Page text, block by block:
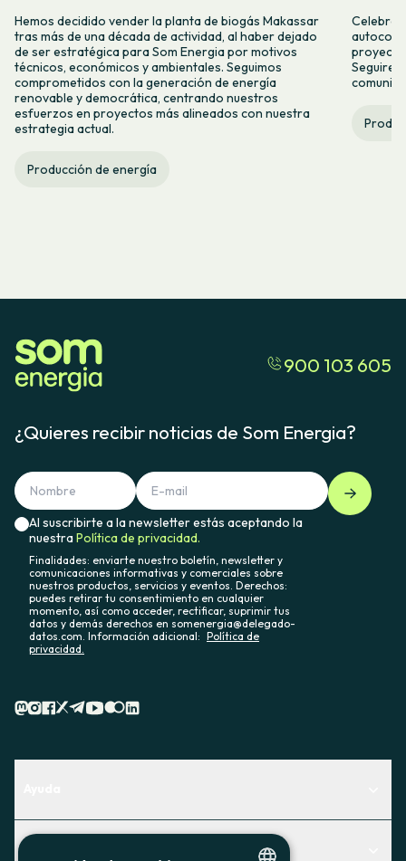
Hemos decidido vender la planta de biogás Makassar
tras más de una década de actividad, al haber dejado
de ser estratégica para Som Energia por motivos
técnicos, económicos y ambientales. Seguimos
comprometidos con la generación de energía
renovable y democrática, centrando nuestros
esfuerzos en proyectos más alineados con nuestra
estrategia actual.
Producción de energía
900 103 605
¿Quieres recibir noticias de Som Energia?
Al suscribirte a la newsletter estás aceptando la
nuestraPolítica de privacidad.
Finalidades: enviarte nuestro boletín, newsletter y
comunicaciones informativas y comerciales sobre
nuestros productos, servicios y eventos. Derechos:
puedes retirar tu consentimiento en cualquier
momento, así como acceder, rectificar, suprimir tus
datos y demás derechos en somenergia@delegado-
datos.com. Información adicional: Política de
privacidad.